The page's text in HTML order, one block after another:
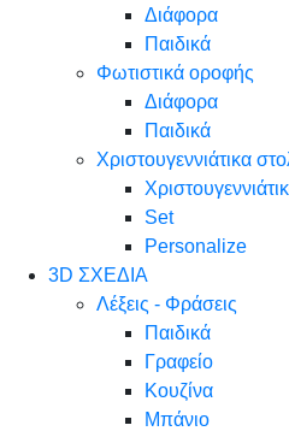
Διάφορα
Παιδικά
Φωτιστικά οροφής
Διάφορα
Παιδικά
Χριστουγεννιάτικα
Set
Personalize
3D ΣΧΕΔΙΑ
Λέξεις - Φράσεις
Παιδικά
Γραφείο
Κουζίνα
Μπάνιο